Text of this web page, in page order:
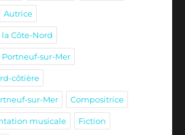
Autrice
Côte-Nord
sur-Mer
côtière
sur-Mer Compositrice
musicale Fiction